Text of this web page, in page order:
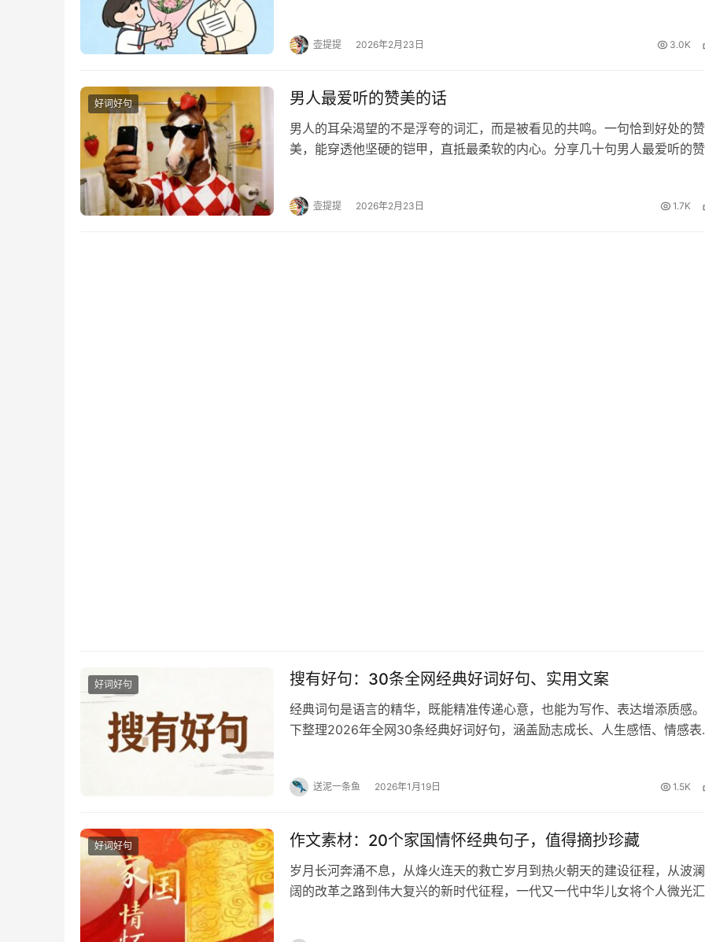
壶提提 2026年2月23日 3.0K
好词好句 男人最爱听的赞美的话
男人的耳朵渴望的不是浮夸的词汇，而是被看见的共鸣。一句恰到好处的赞
美，能穿透他坚硬的铠甲，直抵最柔软的内心。分享几十句男人最爱听的赞
壶提提 2026年2月23日 1.7K
好词好句 搜有好句：30条全网经典好词好句、实用文案
经典词句是语言的精华，既能精准传递心意，也能为写作、表达增添质感
下整理2026年全网30条经典好词好句，涵盖励志成长、人生感悟、情感表
送泥一条鱼 2026年1月19日 1.5K
好词好句 作文素材：20个家国情怀经典句子，值得摘抄珍藏
岁月长河奔涌不息，从烽火连天的救亡岁月到热火朝天的建设征程，从波
阔的改革之路到伟大复兴的新时代征程，一代又一代中华儿女将个人微光汇